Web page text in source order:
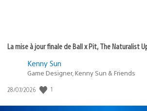
La mise à jour finale de Ball x Pit, The Naturalist
Kenny Sun
Game Designer, Kenny Sun & Friends
Date
publication
28/07/2026 1